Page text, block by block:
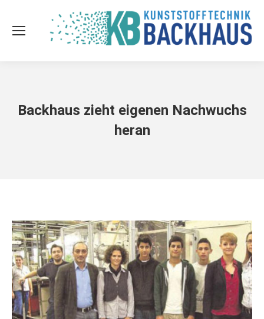
Backhaus zieht eigenen Nachwuchs
heran